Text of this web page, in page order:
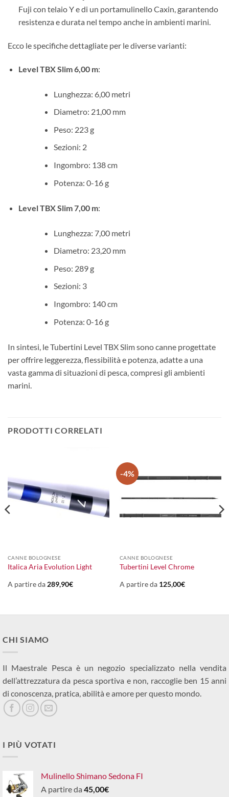
Fuji con telaio Y e di un portamulinello Caxin, garantendo
resistenza e durata nel tempo anche in ambienti marini.
Ecco le specifiche dettagliate per le diverse varianti:
Level TBX Slim 6,00 m:
Lunghezza: 6,00 metri
Diametro: 21,00 mm
Peso: 223 g
Sezioni: 2
Ingombro: 138 cm
Potenza: 0-16 g
Level TBX Slim 7,00 m:
Lunghezza: 7,00 metri
Diametro: 23,20 mm
Peso: 289 g
Sezioni: 3
Ingombro: 140 cm
Potenza: 0-16 g
In sintesi, le Tubertini Level TBX Slim sono canne progettate
per offrire leggerezza, flessibilità e potenza, adatte a una
vasta gamma di situazioni di pesca, compresi gli ambienti
marini.
PRODOTTI CORRELATI
CANNE BOLOGNESE
Italica Aria Evolution Light
A partire da289,90€
-4%
CANNE BOLOGNESE
Tubertini Level Chrome
A partire da 125,00€
CHI SIAMO
Il Maestrale Pesca è un negozio specializzato nella vendita
dell’attrezzatura da pesca sportiva e non, raccoglie ben 15 anni
di conoscenza, pratica, abilità e amore per questo mondo.
I PIÙ VOTATI
Mulinello Shimano Sedona FI
A partire da 45,00€